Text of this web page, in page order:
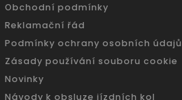
Obchodní podmínky
Reklamační řád
Podmínky ochrany osobních údajů
Zásady používání souboru cookie
Novinky
Návody k obsluze jízdních kol